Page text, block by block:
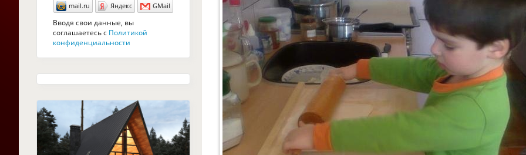
mail.ru Яндекс GMail
Вводя свои данные, вы
соглашаетесь с Политикой
конфиденциальности